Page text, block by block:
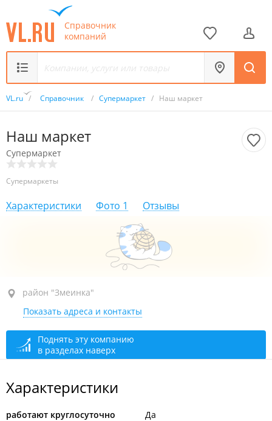
Справочник
компаний
VL.ru / Справочник / Супермаркет / Наш маркет
Наш маркет
Супермаркет
Супермаркеты
Характеристики Фото 1 Отзывы
район "Змеинка", ул. Кипарисовая, 4Д
1-й этаж
круглосуточно
район "Змеинка"
Показать адреса и контакты
Поднять эту компанию
в разделах наверх
Характеристики
работают круглосуточно Да